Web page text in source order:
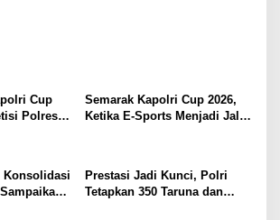
Cup
Polres
Semarak Kapolri Cup 2026,
Ketika E-Sports Menjadi Jalan
Konsolidasi
Prestasi Jadi Kunci, Polri
Tetapkan 350 Taruna dan